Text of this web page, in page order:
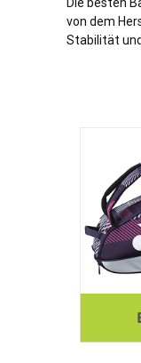
Die besten
von dem
Stabilität